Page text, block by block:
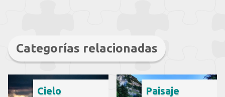
Categorías relacionadas
Cielo Paisaje